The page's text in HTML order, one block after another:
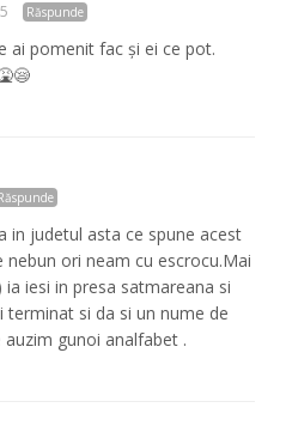
Răspunde
ai pomenit fac și ei ce pot.
in judetul asta ce spune acest
nebun ori neam cu escrocu.Mai
ia iesi in presa satmareana si
terminat si da si un nume de
gunoi analfabet .